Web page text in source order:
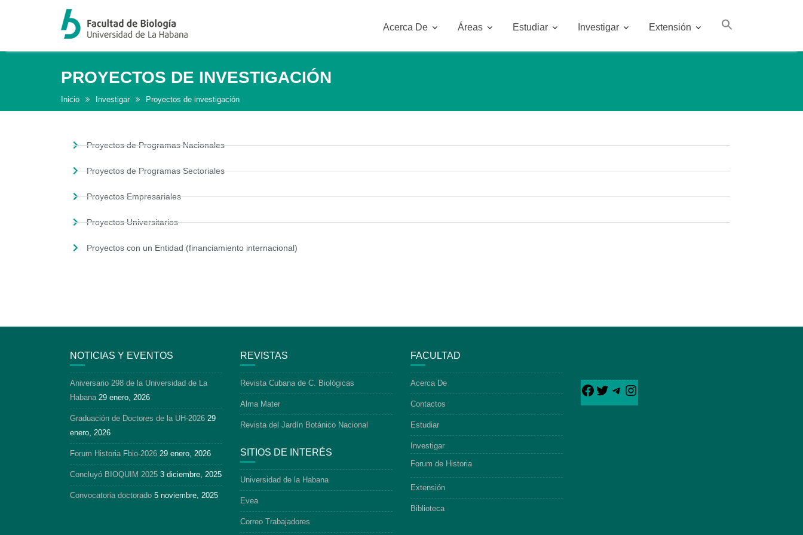
Acerca De Áreas Estudiar Investigar Extensión
PROYECTOS DE INVESTIGACIÓN
Inicio Investigar Proyectos de investigación
Proyectos de Programas Nacionales
Proyectos de Programas Sectoriales
Proyectos Empresariales
Proyectos Universitarios
Proyectos con un Entidad (financiamiento internacional)
NOTICIAS Y EVENTOS
Aniversario 298 de la Universidad de La
Habana 29 enero, 2026
Graduación de Doctores de la UH-2026 29
enero, 2026
Forum Historia Fbio-2026 29 enero, 2026
Concluyó BIOQUIM 2025 3 diciembre, 2025
Convocatoria doctorado 5 noviembre, 2025
REVISTAS
Revista Cubana de C. Biológicas
Alma Mater
Revista del Jardín Botánico Nacional
SITIOS DE INTERÉS
Universidad de la Habana
Evea
Correo Trabajadores
FACULTAD
Acerca De
Contactos
Estudiar
Investigar
Forum de Historia
Extensión
Biblioteca